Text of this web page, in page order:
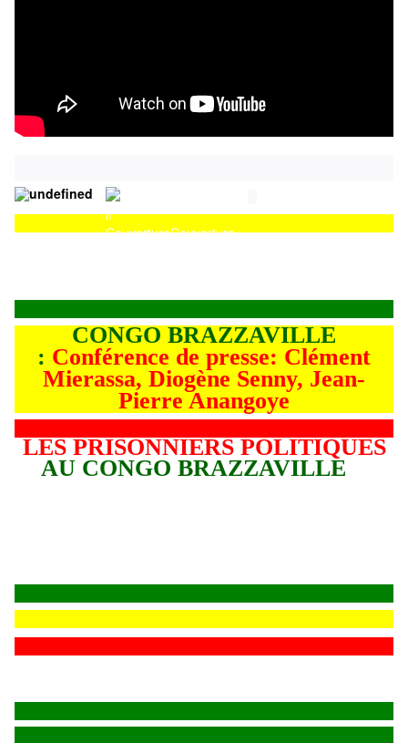
CouvertureCouverture
CONGO BRAZZAVILLE
: Conférence de presse: Clément
Mierassa, Diogène Senny, Jean-
Pierre Anangoye
LES PRISONNIERS POLITIQUES
AU CONGO BRAZZAVILLE